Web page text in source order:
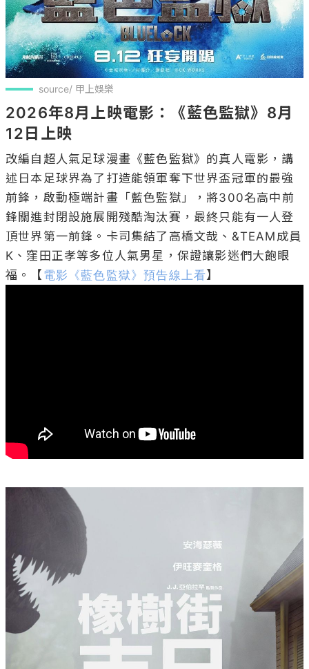
source/ 甲上娛樂
2026年8月上映電影：《藍色監獄》8月
12日上映
改編自超人氣足球漫畫《藍色監獄》的真人電影，講
述日本足球界為了打造能領軍奪下世界盃冠軍的最強
前鋒，啟動極端計畫「藍色監獄」，將300名高中前
鋒關進封閉設施展開殘酷淘汰賽，最終只能有一人登
頂世界第一前鋒。卡司集結了高橋文哉、&TEAM成員
K、窪田正孝等多位人氣男星，保證讓影迷們大飽眼
福。【 電影《藍色監獄》預告線上看